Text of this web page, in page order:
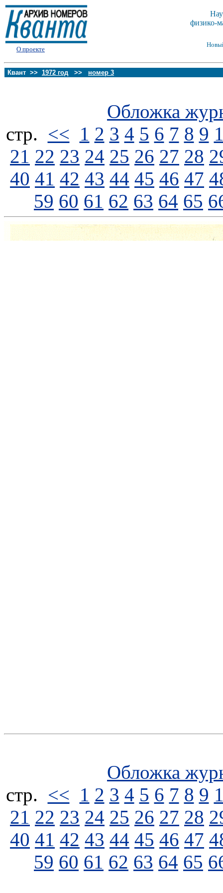
О проекте
физико-
Квант >> 1972 год >> номер 3
Обложка
стp. << 1 2 3 4 5 6 7 8 9
21 22 23 24 25 26 27 28
40 41 42 43 44 45 46 47
59 60 61 62 63 64 65
Обложка
стp. << 1 2 3 4 5 6 7 8 9
21 22 23 24 25 26 27 28
40 41 42 43 44 45 46 47
59 60 61 62 63 64 65